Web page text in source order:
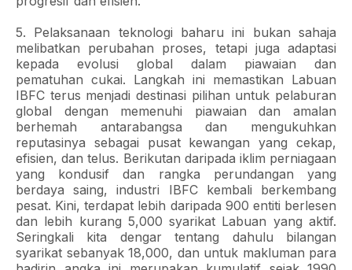
5. Pelaksanaan teknologi baharu ini bukan sahaja
melibatkan perubahan proses, tetapi juga adaptasi
kepada evolusi global dalam piawaian dan
pematuhan cukai. Langkah ini memastikan Labuan
IBFC terus menjadi destinasi pilihan untuk pelaburan
global dengan memenuhi piawaian dan amalan
berhemah antarabangsa dan mengukuhkan
reputasinya sebagai pusat kewangan yang cekap,
efisien, dan telus. Berikutan daripada iklim perniagaan
yang kondusif dan rangka perundangan yang
berdaya saing, industri IBFC kembali berkembang
pesat. Kini, terdapat lebih daripada 900 entiti berlesen
dan lebih kurang 5,000 syarikat Labuan yang aktif.
Seringkali kita dengar tentang dahulu bilangan
syarikat sebanyak 18,000, dan untuk makluman para